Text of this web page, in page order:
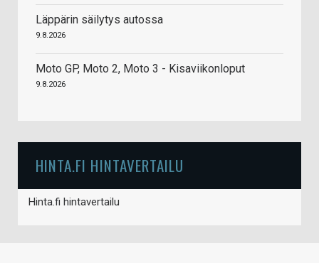
Läppärin säilytys autossa
9.8.2026
Moto GP, Moto 2, Moto 3 - Kisaviikonloput
9.8.2026
HINTA.FI HINTAVERTAILU
Hinta.fi hintavertailu